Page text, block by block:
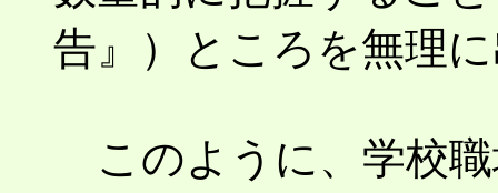
告』）ところを無理
このように、学校